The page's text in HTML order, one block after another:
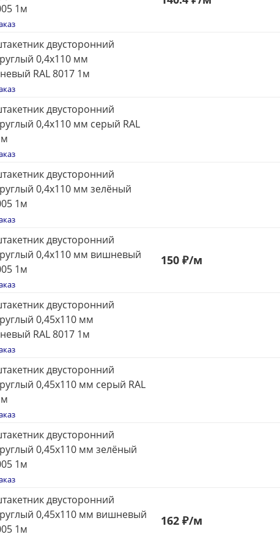
1м
двусторонний
0,4x110 мм
RAL 8017 1м
двусторонний
0,4x110 мм серый RAL
двусторонний
0,4x110 мм зелёный
1м
двусторонний
0,4x110 мм вишневый
1м
150 ₽/м
двусторонний
0,45x110 мм
RAL 8017 1м
двусторонний
0,45x110 мм серый RAL
двусторонний
0,45x110 мм зелёный
1м
двусторонний
0,45x110 мм вишневый
1м
162 ₽/м